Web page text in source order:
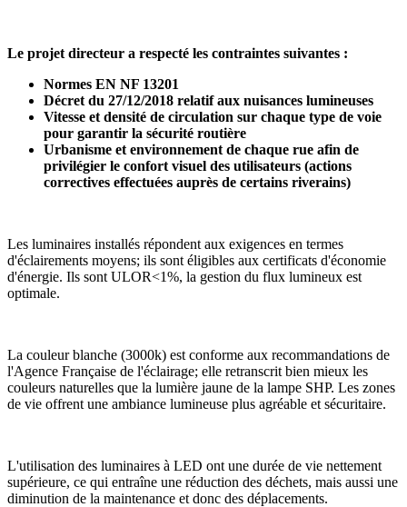
Le projet directeur a respecté les contraintes suivantes :
Normes EN NF 13201
Décret du 27/12/2018 relatif aux nuisances lumineuses
Vitesse et densité de circulation sur chaque type de voie
pour garantir la sécurité routière
Urbanisme et environnement de chaque rue afin de
privilégier le confort visuel des utilisateurs (actions
correctives effectuées auprès de certains riverains)
Les luminaires installés répondent aux exigences en termes
d'éclairements moyens; ils sont éligibles aux certificats d'économie
d'énergie. Ils sont ULOR<1%, la gestion du flux lumineux est
optimale.
La couleur blanche (3000k) est conforme aux recommandations de
l'Agence Française de l'éclairage; elle retranscrit bien mieux les
couleurs naturelles que la lumière jaune de la lampe SHP. Les zones
de vie offrent une ambiance lumineuse plus agréable et sécuritaire.
L'utilisation des luminaires à LED ont une durée de vie nettement
supérieure, ce qui entraîne une réduction des déchets, mais aussi une
diminution de la maintenance et donc des déplacements.